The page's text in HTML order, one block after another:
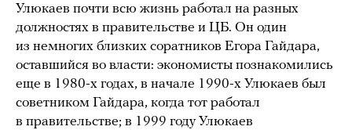
Улюкаев почти всю жизнь работал на разных
должностях в правительстве и ЦБ. Он один
из немногих близких соратников Егора Гайдара,
оставшийся во власти: экономисты познакомились
еще в 1980-х годах, в начале 1990-х Улюкаев был
советником Гайдара, когда тот работал
в правительстве; в 1999 году Улюкаев